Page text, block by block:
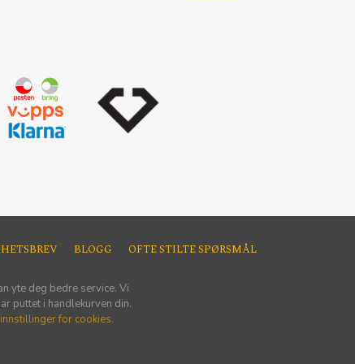
BLOGG OFTE STILTE SPØRSMÅL
yte deg bedre service. Vi
puttet i handlekurven din.
for cookies.